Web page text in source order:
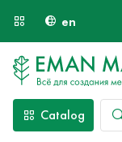
en
Catalog